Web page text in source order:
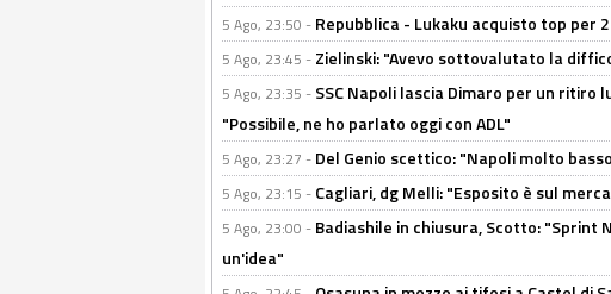
5 Ago, 23:50 - Repubblica - Lukaku acquisto top per
5 Ago, 23:45 - Zielinski: "Avevo sottovalutato la
5 Ago, 23:35 - SSC Napoli lascia Dimaro per un ritiro
"Possibile, ne ho parlato oggi con ADL"
5 Ago, 23:27 - Del Genio scettico: "Napoli molto
5 Ago, 23:15 - Cagliari, dg Melli: "Esposito è sul
5 Ago, 23:00 - Badiashile in chiusura, Scotto: "Sprint
un'idea"